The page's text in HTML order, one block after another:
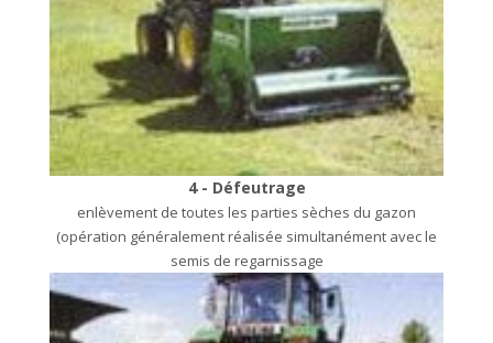
4 - Défeutrage
enlèvement de toutes les parties sèches du gazon
(opération généralement réalisée simultanément avec le
semis de regarnissage